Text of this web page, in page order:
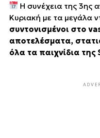
Η συνέχεια της 3ης
Κυριακή με τα μεγάλα
συντονισμένοι στο
αποτελέσματα,
όλα τα παιχνίδια της